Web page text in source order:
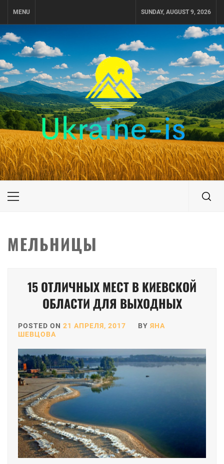
MENU SUNDAY, AUGUST 9, 2026
UKRAINE-IS
ПУТЕШЕСТВИЕ ПО УКРАИНЕ
Primary
МЕЛЬНИЦЫ
15 ОТЛИЧНЫХ МЕСТ В КИЕВСКОЙ
ОБЛАСТИ ДЛЯ ВЫХОДНЫХ
POSTED ON 21 АПРЕЛЯ, 2017 BY ЯНА
ШЕВЦОВА